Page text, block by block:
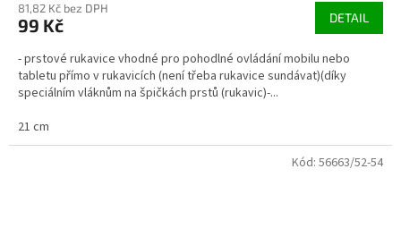
81,82 Kč bez DPH
99 Kč DETAIL
- prstové rukavice vhodné pro pohodlné ovládání mobilu nebo
tabletu přímo v rukavicích (není třeba rukavice sundávat)(díky
speciálním vláknům na špičkách prstů (rukavic)-...
21 cm
Kód: 56663/52-54